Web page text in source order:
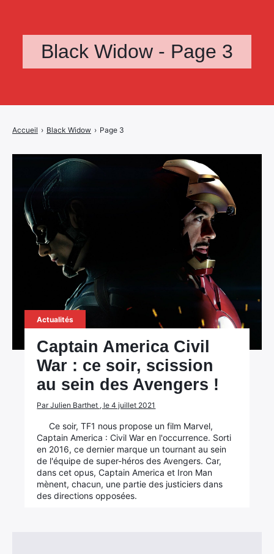
Black Widow - Page 3
Accueil › Black Widow › Page 3
Actualités
Captain America Civil
War : ce soir, scission
au sein des Avengers !
Par Julien Barthet , le 4 juillet 2021
Ce soir, TF1 nous propose un film Marvel,
Captain America : Civil War en l'occurrence. Sorti
en 2016, ce dernier marque un tournant au sein
de l'équipe de super-héros des Avengers. Car,
dans cet opus, Captain America et Iron Man
mènent, chacun, une partie des justiciers dans
des directions opposées.